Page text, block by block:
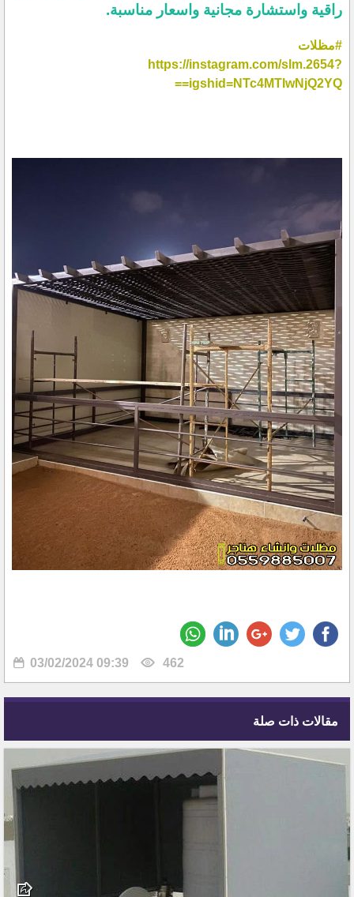
راقية واستشارة مجانية واسعار مناسبة.
#مظلات
https://instagram.com/slm.2654?
igshid=NTc4MTIwNjQ2YQ==
03/02/2024 09:39 462
مقالات ذات صلة